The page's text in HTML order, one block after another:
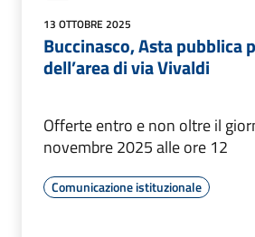
13 OTTOBRE 2025
Buccinasco, Asta pubblica
dell’area di via Vivaldi
Offerte entro e non oltre il
novembre 2025 alle ore 12
Comunicazione istituzionale